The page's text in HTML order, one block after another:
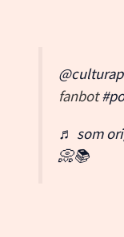
fanbot
♬ som
📀📚